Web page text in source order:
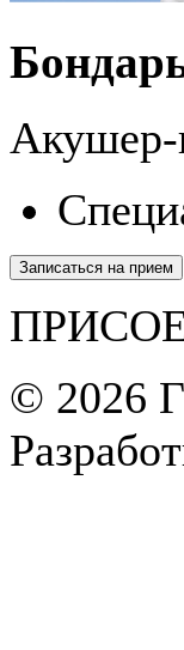
Акушер-
Записаться на прием
© 2026
Здравствуйте!